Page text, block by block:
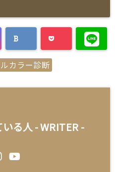
カラー診断
る人 -WRITER -